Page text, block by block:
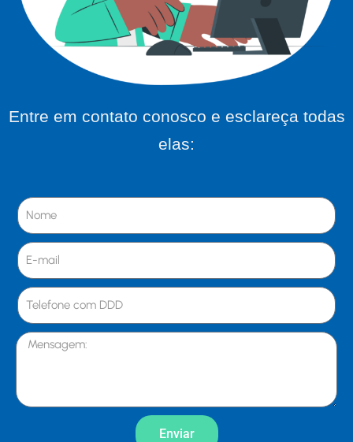
Entre em contato conosco e esclareça todas
elas:
Enviar